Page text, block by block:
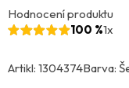
Hodnocení produktu
100 %1x
Artikl: 1304374Barva: